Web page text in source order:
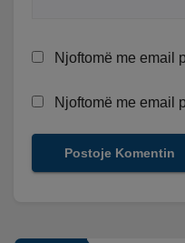
Njoftomë me email
Njoftomë me email